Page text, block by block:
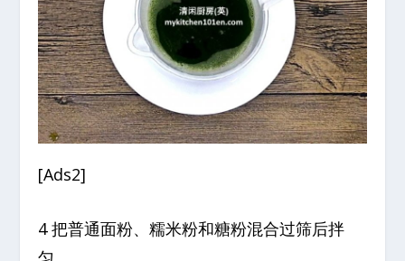
[Ads2]
4 把普通面粉、糯米粉和糖粉混合过筛后拌